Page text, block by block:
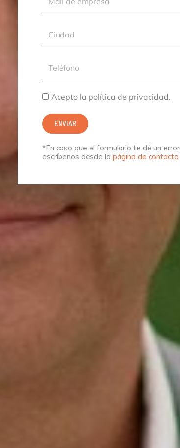
de
Ciudad
Teléfono
Acepto
política
privacidad.
Acepto la política de privacidad.
ENVIAR
*En caso que el formulario te dé un error,
escríbenos desde la página de contacto